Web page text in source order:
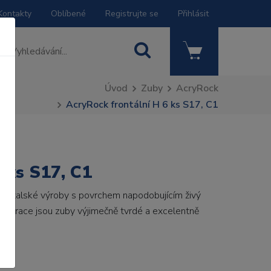
Oblíbené Registrujte se Přihlásit
Úvod Zuby
AcryRock
AcryRock frontální H 6 ks S17, C1
S17, C1
italské výroby s povrchem napodobujícím živý
jsou zuby výjimečně tvrdé a excelentně